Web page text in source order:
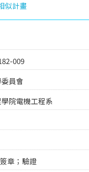
似計畫
009
員會
院電機工程系
章；驗證